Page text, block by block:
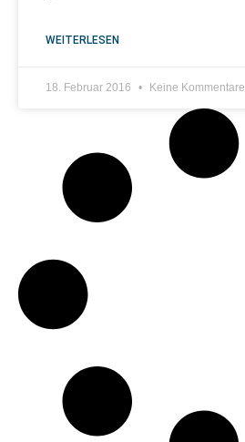
WEITERLESEN
18. Februar 2016 Keine Kommentare